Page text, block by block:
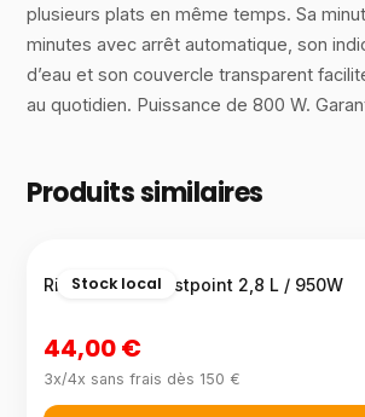
plusieurs plats en même temps. Sa
minutes avec arrêt automatique, son
d’eau et son couvercle transparent
au quotidien. Puissance de 800 W.
Produits similaires
Stock local
Rice cooker Westpoint 2,8 L / 950W
44,00 €
3x/4x sans frais dès 150 €